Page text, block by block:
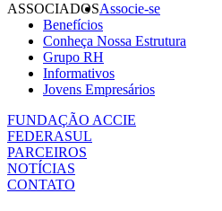
ASSOCIADOSAssocie-se
Benefícios
Conheça Nossa Estrutura
Grupo RH
Informativos
Jovens Empresários
FUNDAÇÃO ACCIE
FEDERASUL
PARCEIROS
NOTÍCIAS
CONTATO